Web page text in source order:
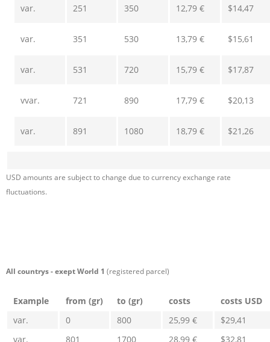
var. 251 350 12,79 € $14,47
var. 351 530 13,79 € $15,61
var. 531 720 15,79 € $17,87
vvar. 721 890 17,79 € $20,13
var. 891 1080 18,79 € $21,26
USD amounts are subject to change due to currency exchange rate
fluctuations.
All countrys- exept World 1 (registered parcel)
Example from (gr) to (gr) costs
costs USD
var.
0 800 25,99 €
$29,41
var.
801 1700 28,99 €
$32,81